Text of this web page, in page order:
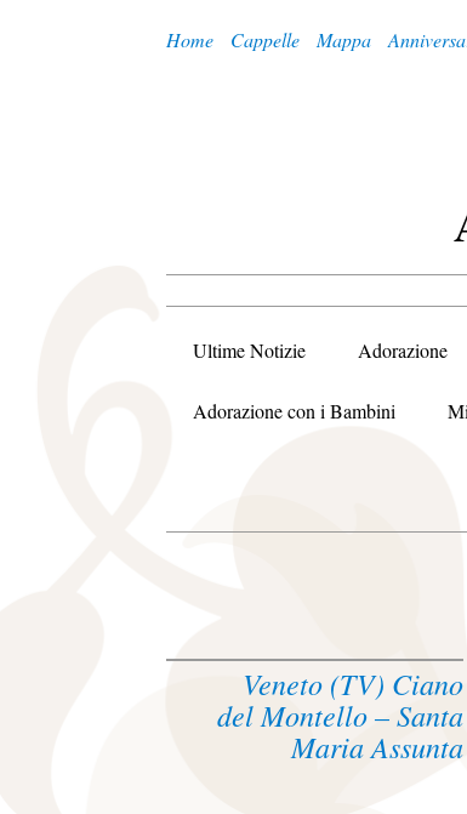
Home Cappelle Mappa
Ultime Notizie Adorazione
Adorazione con i Bambini
Veneto (TV) Ciano
del Montello – Santa
Maria Assunta